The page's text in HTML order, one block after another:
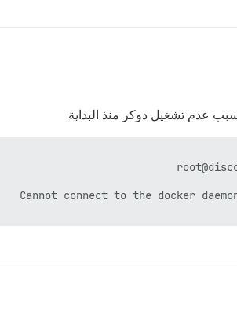
عدم تشغيل دوكر منذ البداية